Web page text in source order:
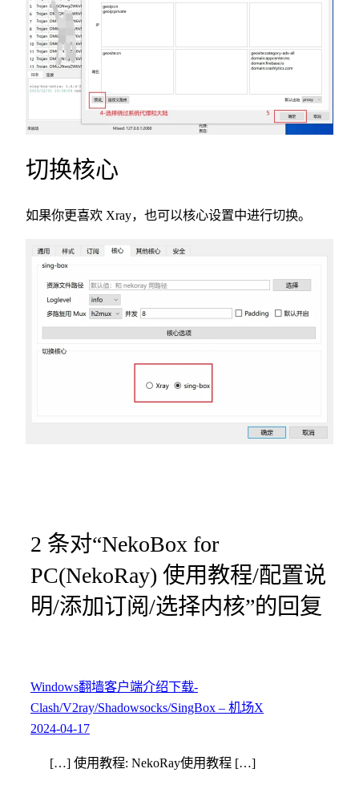
切换核心
如果你更喜欢 Xray，也可以核心设置中进行切换。
2 条对“NekoBox for
PC(NekoRay) 使用教程/配置说
明/添加订阅/选择内核”的回复
Windows翻墙客户端介绍下载-
Clash/V2ray/Shadowsocks/SingBox – 机场X
2024-04-17
[…] 使用教程: NekoRay使用教程 […]